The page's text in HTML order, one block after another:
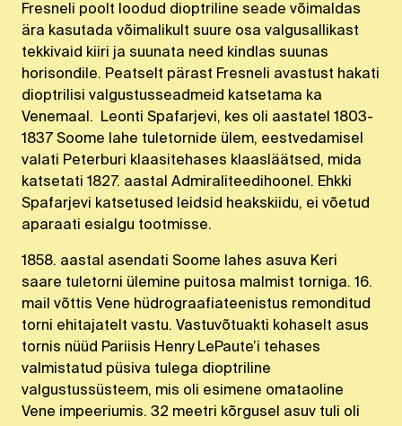
Fresneli poolt loodud dioptriline seade võimaldas
ära kasutada võimalikult suure osa valgusallikast
tekkivaid kiiri ja suunata need kindlas suunas
horisondile. Peatselt pärast Fresneli avastust hakati
dioptrilisi valgustusseadmeid katsetama ka
Venemaal. Leonti Spafarjevi, kes oli aastatel 1803-
1837 Soome lahe tuletornide ülem, eestvedamisel
valati Peterburi klaasitehases klaasläätsed, mida
katsetati 1827. aastal Admiraliteedihoonel. Ehkki
Spafarjevi katsetused leidsid heakskiidu, ei võetud
aparaati esialgu tootmisse.
1858. aastal asendati Soome lahes asuva Keri
saare tuletorni ülemine puitosa malmist torniga. 16.
mail võttis Vene hüdrograafiateenistus remonditud
torni ehitajatelt vastu. Vastuvõtuakti kohaselt asus
tornis nüüd Pariisis Henry LePaute’i tehases
valmistatud püsiva tulega dioptriline
valgustussüsteem, mis oli esimene omataoline
Vene impeeriumis. 32 meetri kõrgusel asuv tuli oli